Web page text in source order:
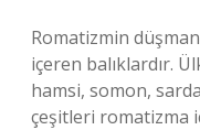
Romatizmin
içeren balıklardır.
hamsi, somon,
çeşitleri romatizma